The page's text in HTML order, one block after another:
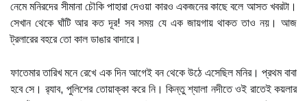
নেমে মনিরদের সীমানা চৌকি পাহারা দেওয়া কারও একজনের কাছে বলে আসত খবরটা।
সেখান থেকে ঘাঁটি আর কত দূর! সব সময় যে এক জায়গায় থাকত তাও নয়। আজ
ট্রলারের বহরে তো কাল ডাঙার বাদারে।
ফাতেমার তারিখ মনে রেখে এক দিন আগেই বন থেকে উঠে এসেছিল মনির। প্রথম বাবা
হবে সে। র‌্যাব, পুলিশের তোয়াক্কা করে নি। কিন্তু শ্যালা নদীতে ওই রাতেই কয়লার